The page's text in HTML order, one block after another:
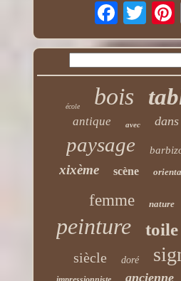
école bois
antique avec dans
paysage
xixème scène
femme nature
peinture toile
siècle doré
ancienne